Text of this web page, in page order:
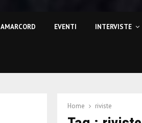
AMARCORD EVENTI INTERVISTE
Home riviste